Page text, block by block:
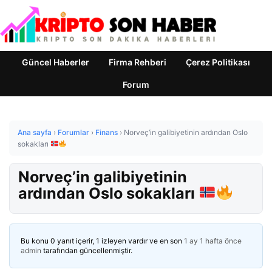
Güncel Haberler Firma Rehberi Çerez Politikası
Forum
Ana sayfa › Forumlar › Finans › Norveç’in galibiyetinin ardından Oslo
sokakları
Norveç’in galibiyetinin
ardından Oslo sokakları
Bu konu 0 yanıt içerir, 1 izleyen vardır ve en son 1 ay 1 hafta önce
admin tarafından güncellenmiştir.